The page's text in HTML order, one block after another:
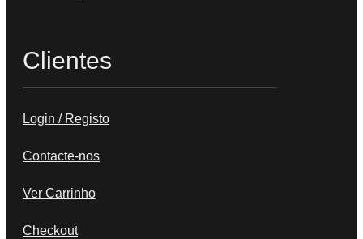
Clientes
Login / Registo
Contacte-nos
Ver Carrinho
Checkout